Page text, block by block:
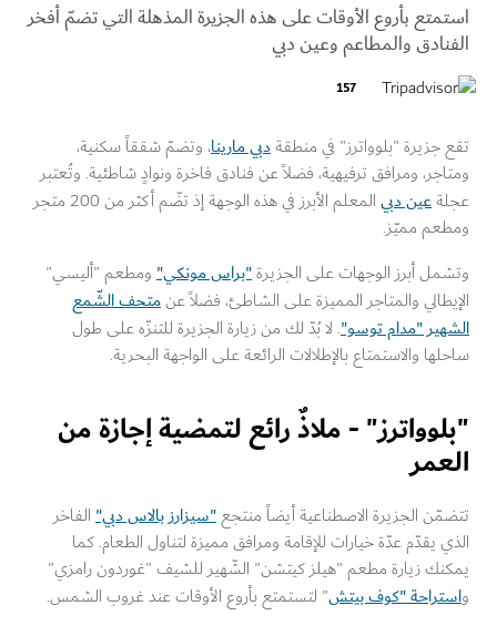
بأروع الأوقات على هذه الجزيرة المذهلة التي تضمّ أفخر
والمطاعم وعين دبي
157
"بلوواترز" في منطقة دبي مارينا، وتضمّ شققاً سكنية،
ومرافق ترفيهية، فضلاً عن فنادق فاخرة ونوادٍ شاطئية. وتُعتبر
عين دبي
المعلم الأبرز في هذه الوجهة إذ تضّم أكثر من 200 متجر
مميّز.
أبرز الوجهات على الجزيرة "براس مونكي"ومطعم "أليسي"
والمتاجر المميزة على الشاطئ، فضلاً عنمتحف الشّمع
"مدام توسو". لا بُدّ لك من زيارة الجزيرة للتنزّه على طول
والاستمتاع بالإطلالات الرائعة على الواجهة البحرية.
- ملاذٌ رائع لتمضية إجازة من
الجزيرة الاصطناعية أيضاً منتجع"سيزارز بالاس دبي"الفاخر
يقدّم عدّة خيارات للإقامة ومرافق مميزة لتناول الطعام. كما
زيارة مطعم "هيلز كيتشن" الشّهير للشيف "غوردون رامزي"
"كوف بيتش" لتستمتع بأروع الأوقات عند غروب الشمس.